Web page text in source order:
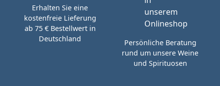
Erhalten Sie eine
kostenfreie Lieferung
ab 75 € Bestellwert in
Deutschland
Persönliche Beratung
rund um unsere Weine
und Spirituosen